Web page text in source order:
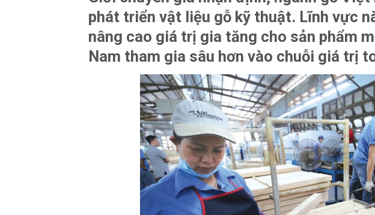
phát triển vật liệu gỗ kỹ thuật. Lĩnh vực
nâng cao giá trị gia tăng cho sản phẩm
Nam tham gia sâu hơn vào chuỗi giá trị